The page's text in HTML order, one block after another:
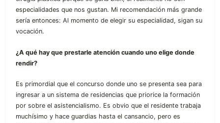
especialidades que nos gustan. Mi recomendación más grande
sería entonces: Al momento de elegir su especialidad, sigan su
vocación.
¿A qué hay que prestarle atención cuando uno elige donde
rendir?
Es primordial que el concurso donde uno se presenta sea para
ingresar a un sistema de residencias que priorice la formación
por sobre el asistencialismo. Es obvio que el residente trabaja
muchísimo y hace guardias hasta el cansancio, pero es